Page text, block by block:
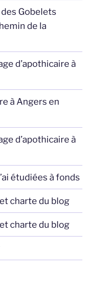
Gobelets
de la
d’apothicaire à
à Angers en
d’apothicaire à
étudiées à fonds
charte du blog
charte du blog